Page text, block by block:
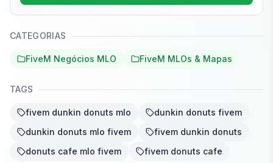
CATEGORIAS
FiveM Negócios MLO FiveM MLOs & Mapas
TAGS
fivem dunkin donuts mlo
dunkin donuts fivem
dunkin donuts mlo fivem
fivem dunkin donuts
donuts cafe mlo fivem
fivem donuts cafe